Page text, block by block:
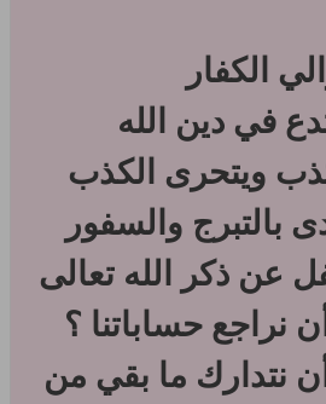
الكفار
في دين الله
ويتحرى الكذب
بالتبرج والسفور
عن ذكر الله تعالى
نراجع حساباتنا ؟
أن نتدارك ما بقي من